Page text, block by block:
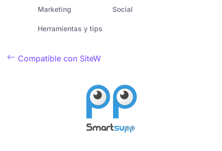
Marketing Social
Herramientas y tips
 Compatible con SiteW